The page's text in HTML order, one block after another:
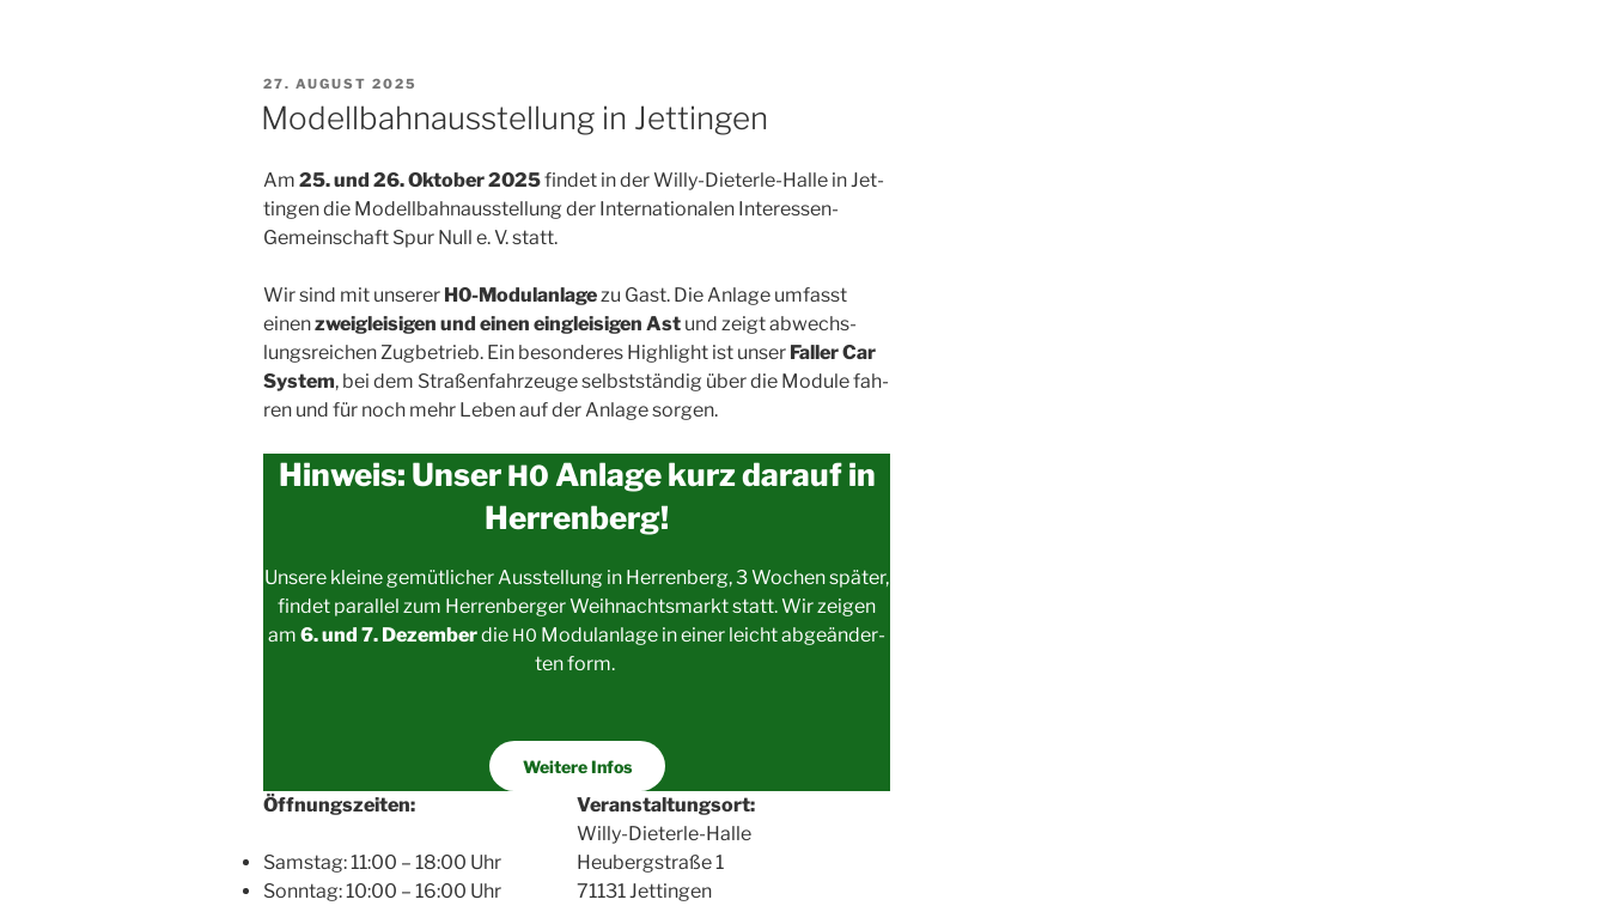
VERÖFFENTLICHT
AM
27. AUGUST 2025
Modellbahnausstellung in Jettingen
Am 25. und 26. Okto­ber 2025fin­det in der Wil­ly-Die­ter­le-Hal­le in Jet­
tin­gen die Modell­bahn­aus­stel­lung der Inter­na­tio­na­len Inter­es­sen-
Gemein­schaft Spur Null e. V. statt.
Wir sind mit unse­rer H0-Modul­an­la­gezu Gast. Die Anla­ge umfasst
einenzwei­glei­si­gen und einen ein­glei­si­gen Ast und zeigt abwechs­
lungs­rei­chen Zug­be­trieb. Ein beson­de­res High­light ist unser Fal­ler Car
Sys­tem, bei dem Stra­ßen­fahr­zeu­ge selbst­stän­dig über die Modu­le fah­
ren und für noch mehr Leben auf der Anla­ge sorgen.
Hinweis: Unser H0 Anlage kurz darauf in
Herrenberg!
Unse­re klei­ne gemüt­li­cher Aus­stel­lung in Her­ren­berg, 3 Wochen spä­ter,
fin­det par­al­lel zum Her­ren­ber­ger Weih­nachts­markt statt. Wir zei­gen
am6. und 7. Dezem­berdie H0 Modul­an­la­ge in einer leicht abge­än­der­
ten form.
Wei­te­re Infos
Öff­nungs­zei­ten:
Sams­tag: 11:00 – 18:00 Uhr
Sonn­tag: 10:00 – 16:00 Uhr
Ver­an­stal­tungs­ort:
Wil­ly-Die­ter­le-Hal­le
Heu­berg­stra­ße 1
71131 Jet­tin­gen